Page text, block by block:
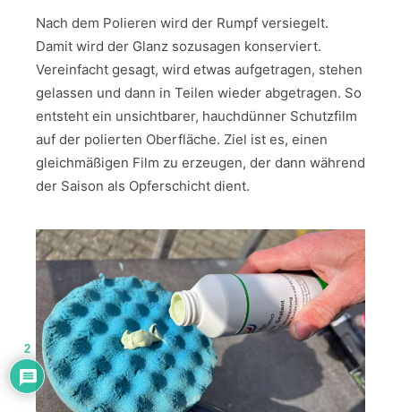
Nach dem Polieren wird der Rumpf versiegelt.
Damit wird der Glanz sozusagen konserviert.
Vereinfacht gesagt, wird etwas aufgetragen, stehen
gelassen und dann in Teilen wieder abgetragen. So
entsteht ein unsichtbarer, hauchdünner Schutzfilm
auf der polierten Oberfläche. Ziel ist es, einen
gleichmäßigen Film zu erzeugen, der dann während
der Saison als Opferschicht dient.
2